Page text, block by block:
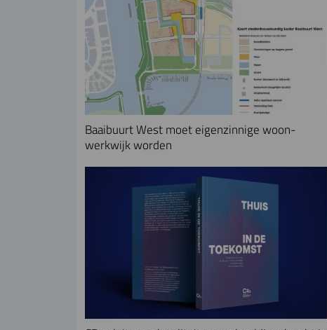
Baaibuurt West moet eigenzinnige woon-
werkwijk worden